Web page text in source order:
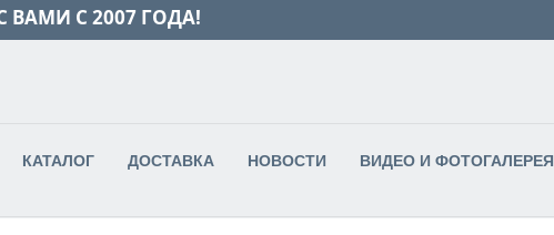
ВАМИ С 2007 ГОДА!
КАТАЛОГ ДОСТАВКА НОВОСТИ ВИДЕО И ФОТОГАЛЕРЕЯ